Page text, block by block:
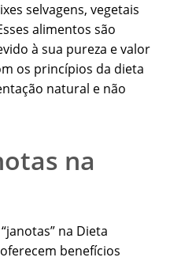
selvagens, vegetais
alimentos são
à sua pureza e valor
os princípios da dieta
natural e não
na
na Dieta
benefícios